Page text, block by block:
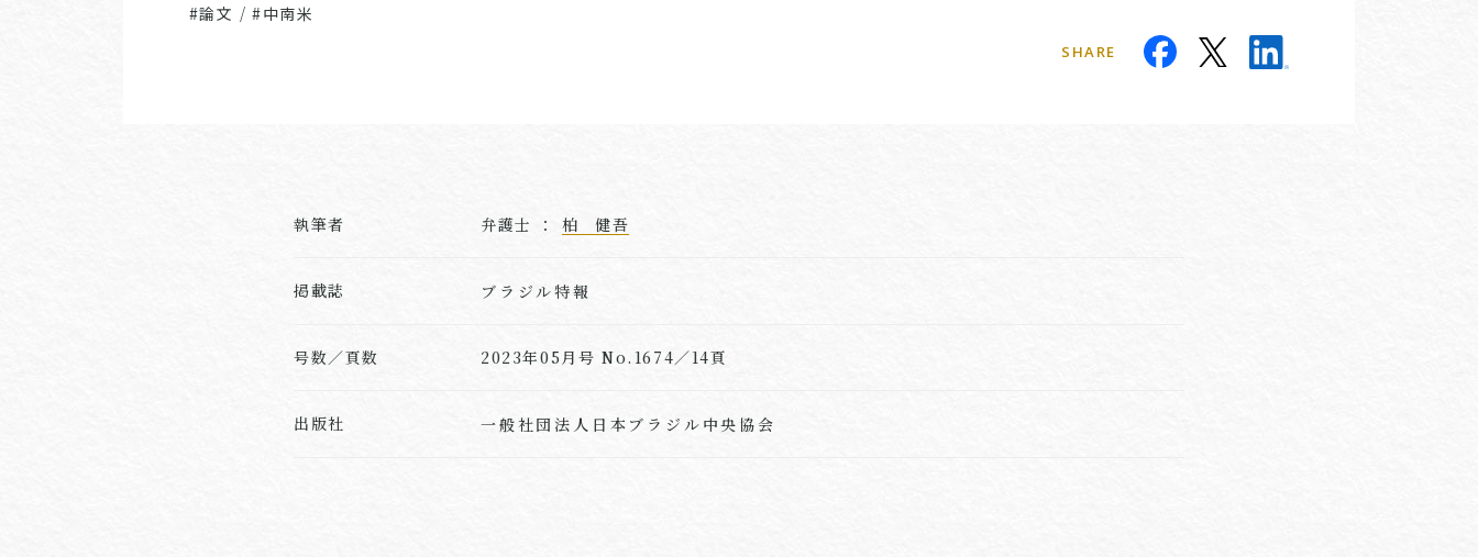
#論文 /#中南米
SHARE
執筆者 弁護士 ： 柏 健吾
掲載誌 ブラジル特報
号数／頁数 2023年05月号 No.1674／14頁
出版社 一般社団法人日本ブラジル中央協会